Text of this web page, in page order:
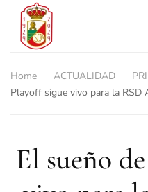
Skip to main content
Home ACTUALIDAD
Playoff sigue vivo para la RSD
El sueño